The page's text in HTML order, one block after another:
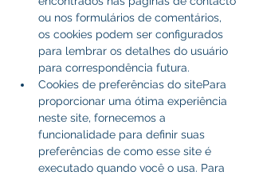
ou nos formulários de comentários,
os cookies podem ser configurados
para lembrar os detalhes do usuário
para correspondência futura.
Cookies de preferências do sitePara
proporcionar uma ótima experiência
neste site, fornecemos a
funcionalidade para definir suas
preferências de como esse site é
executado quando você o usa. Para